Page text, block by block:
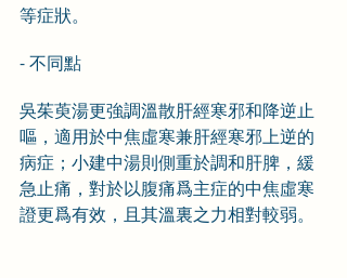
等症狀。
- 不同點
吳茱萸湯更強調溫散肝經寒邪和降逆止
嘔，適用於中焦虛寒兼肝經寒邪上逆的
病症；小建中湯則側重於調和肝脾，緩
急止痛，對於以腹痛爲主症的中焦虛寒
證更爲有效，且其溫裏之力相對較弱。